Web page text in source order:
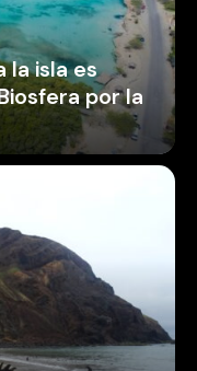
la isla es
por la